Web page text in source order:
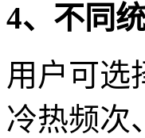
4、不同
用户可选
冷热频次